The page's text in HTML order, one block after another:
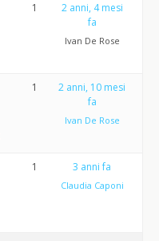
1
2 anni, 4 mesi
fa
Ivan De Rose
1
2 anni, 10 mesi
fa
Ivan De Rose
1 3 anni fa
Claudia Caponi